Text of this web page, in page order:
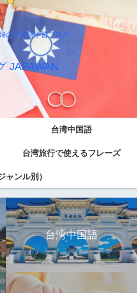
の中国語学習ブログ
JAPAWAN
台湾中国語
台湾旅行で使えるフレーズ
ャンル別）
台湾中国語